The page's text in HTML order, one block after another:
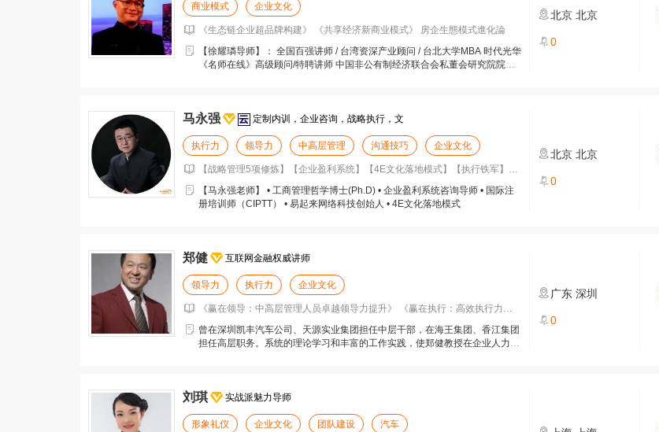
商业模式 企业文化
《生态链企业超品牌构建》 《共享经济新商业模式》 房企生態模式進化論
【徐耀璘导师】： 全国百强讲师 / 台湾资深产业顾问 / 台北大学MBA 时代光华
《名师在线》高级顾问/特聘讲师 中国非公有制经济联合会私董会研究院院长
北京 北京
0
马永强 定制内训，企业咨询，战略执行，文
执行力 领导力 中高层管理 沟通技巧 企业文化
【战略管理5项修炼】【企业盈利系统】【4E文化落地模式】【执行铁军】【文
【马永强老师】 • 工商管理哲学博士(Ph.D) • 企业盈利系统咨询导师 • 国际注
册培训师（CIPTT） • 易起来网络科技创始人 • 4E文化落地模式
北京 北京
0
郑健 互联网金融权威讲师
领导力 执行力 企业文化
《赢在领导：中高层管理人员卓越领导力提升》 《赢在执行：高效执行力提升及
曾在深圳凯丰汽车公司、天源实业集团担任中层干部，在海王集团、香江集团
担任高层职务。系统的理论学习和丰富的工作实践，使郑健教授在企业人力资
广东 深圳
0
刘琪 实战派魅力导师
形象礼仪 企业文化 团队建设 汽车